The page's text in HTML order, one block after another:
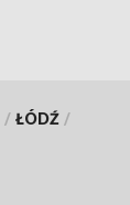
/ ŁÓDŹ /